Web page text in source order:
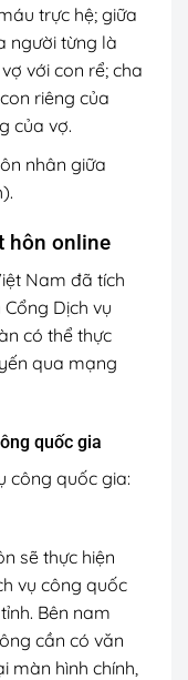
trực hệ; giữa
người từng là
với con rể; cha
riêng của
của vợ.
nhân giữa
hôn online
Nam đã tích
Dịch vụ
có thể thực
qua mạng
quốc gia
công quốc gia:
sẽ thực hiện
vụ công quốc
Bên nam
cần có văn
màn hình chính,